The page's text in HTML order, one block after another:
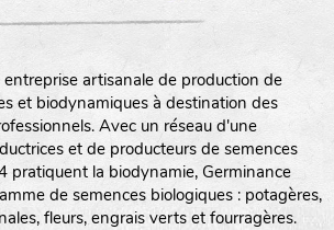
artisanale de production de
et biodynamiques à destination des
Avec un réseau d'une
et de producteurs de semences
pratiquent la biodynamie, Germinance
de semences biologiques : potagères,
fleurs, engrais verts et fourragères.